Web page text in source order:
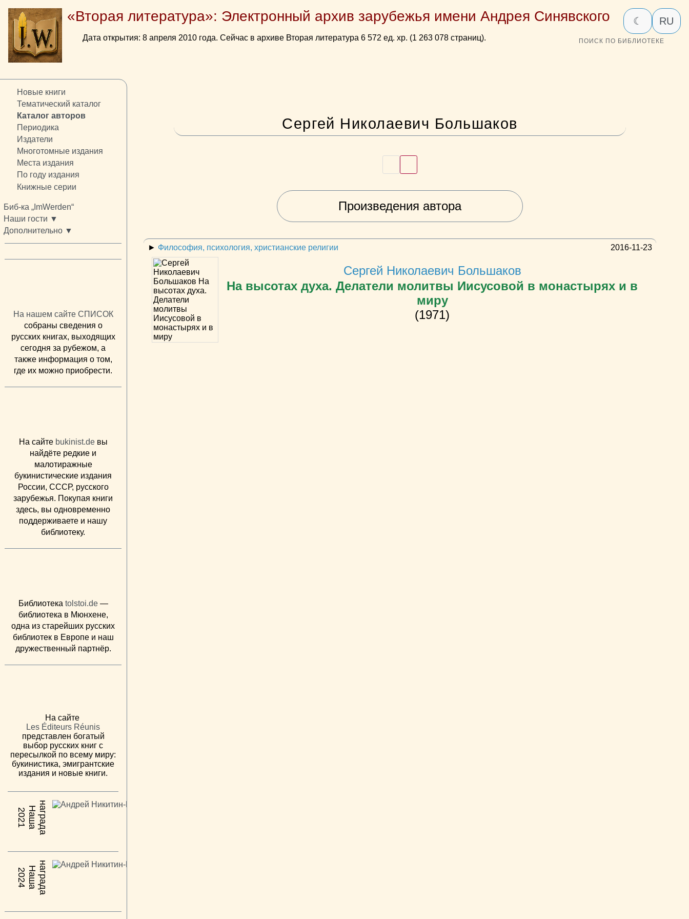
«Вторая литература»: Электронный архив зарубежья имени Андрея Синявского
Дата открытия: 8 апреля 2010 года. Сейчас в архиве Вторая литература 6 572 ед. хр. (1 263 078 страниц).
☾ RU
ПОИСК ПО БИБЛИОТЕКЕ
Новые книги
Тематический каталог
Каталог авторов
Периодика
Издатели
Многотомные издания
Места издания
По году издания
Книжные серии
Биб-ка „ImWerden“
Наши гости ▼
Дополнительно ▼
На нашем сайте СПИСОК
собраны сведения о
русских книгах, выходящих
сегодня за рубежом, а
также информация о том,
где их можно приобрести.
На сайте bukinist.deвы
найдёте редкие и
малотиражные
букинистические издания
России, СССР, русского
зарубежья. Покупая книги
здесь, вы одновременно
поддерживаете и нашу
библиотеку.
Библиотека tolstoi.de—
библиотека в Мюнхене,
одна из старейших русских
библиотек в Европе и наш
дружественный партнёр.
На сайте
Les Éditeurs Réunis
представлен богатый
выбор русских книг с
пересылкой по всему миру:
букинистика, эмигрантские
издания и новые книги.
2021 Н
а
ш
ан
а
г
р
а
да
2024 Н
а
ш
ан
а
г
р
а
да
Сергей Николаевич Большаков
Произведения автора
► Философия, психология, христианские религии 2016-11-23
Сергей Николаевич Большаков
На высотах духа. Делатели молитвы Иисусовой в монастырях и в
миру
(1971)